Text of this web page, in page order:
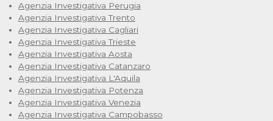
Agenzia Investigativa Perugia
Agenzia Investigativa Trento
Agenzia Investigativa Cagliari
Agenzia Investigativa Trieste
Agenzia Investigativa Aosta
Agenzia Investigativa Catanzaro
Agenzia Investigativa L'Aquila
Agenzia Investigativa Potenza
Agenzia Investigativa Venezia
Agenzia Investigativa Campobasso